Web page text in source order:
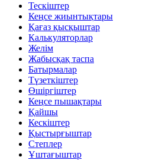
Тескіштер
Кеңсе жиынтықтары
Қағаз қысқыштар
Калькуляторлар
Желім
Жабысқақ таспа
Батырмалар
Түзеткіштер
Өшіргіштер
Кеңсе пышақтары
Қайшы
Кескіштер
Қыстырғыштар
Степлер
Ұштағыштар